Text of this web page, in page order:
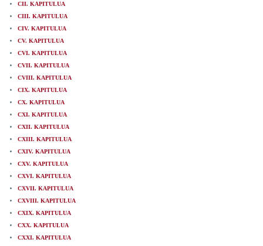
CII. KAPITULUA
CIII. KAPITULUA
CIV. KAPITULUA
CV. KAPITULUA
CVI. KAPITULUA
CVII. KAPITULUA
CVIII. KAPITULUA
CIX. KAPITULUA
CX. KAPITULUA
CXI. KAPITULUA
CXII. KAPITULUA
CXIII. KAPITULUA
CXIV. KAPITULUA
CXV. KAPITULUA
CXVI. KAPITULUA
CXVII. KAPITULUA
CXVIII. KAPITULUA
CXIX. KAPITULUA
CXX. KAPITULUA
CXXI. KAPITULUA